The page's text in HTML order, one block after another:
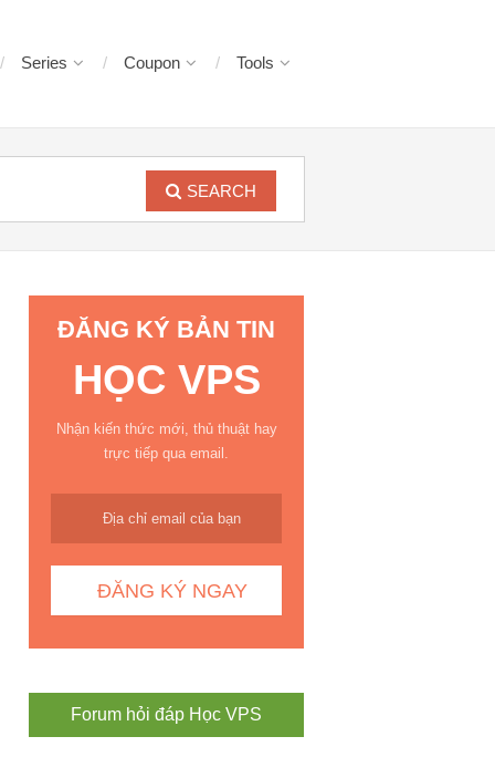
Series Coupon Tools
SEARCH
ĐĂNG KÝ BẢN TIN
HỌC VPS
Nhận kiến thức mới, thủ thuật hay
trực tiếp qua email.
Forum hỏi đáp Học VPS